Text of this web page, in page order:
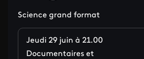
Science grand format
Jeudi 29 juin à 21.00
Documentaires et